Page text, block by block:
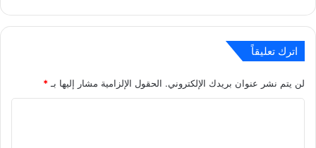
اترك تعليقاً
لن يتم نشر عنوان بريدك الإلكتروني. الحقول الإلزامية مشار إليها بـ *